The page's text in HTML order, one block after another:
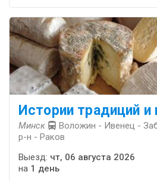
Истории традиций и
Минск
Воложин - Ивенец -
р-н - Раков
Выезд: чт, 06 августа 2026
на 1 день